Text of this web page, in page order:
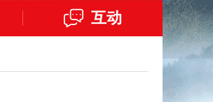
互动